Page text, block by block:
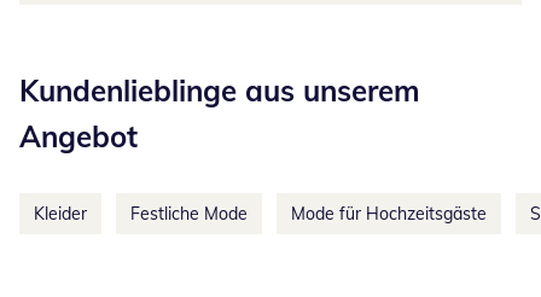
Kundenlieblinge aus unserem
Angebot
Kleider Festliche Mode Mode für Hochzeitsgäste